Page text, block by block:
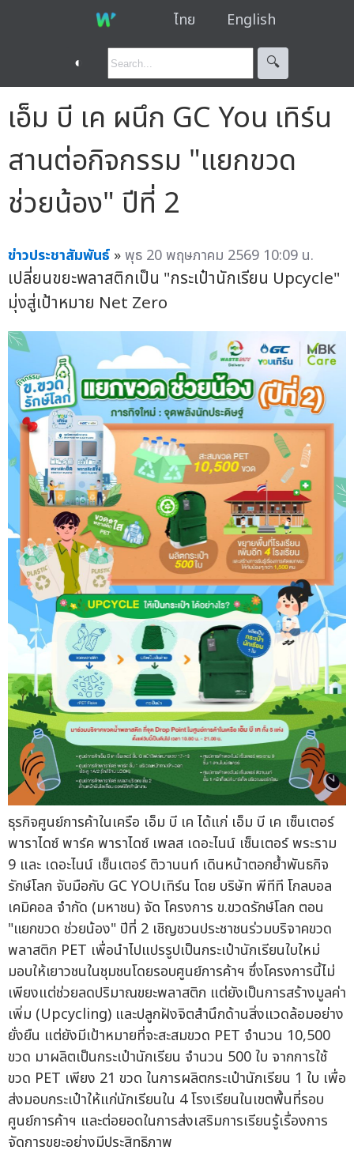
ไทย English
◐ 🔍︎
เอ็ม บี เค ผนึก GC You เทิร์น
สานต่อกิจกรรม "แยกขวด
ช่วยน้อง" ปีที่ 2
ข่าวประชาสัมพันธ์ »พุธ 20 พฤษภาคม 2569 10:09 น.
เปลี่ยนขยะพลาสติกเป็น "กระเป๋านักเรียน Upcycle"
มุ่งสู่เป้าหมาย Net Zero
ธุรกิจศูนย์การค้าในเครือ เอ็ม บี เค ได้แก่ เอ็ม บี เค เซ็นเตอร์
พาราไดซ์ พาร์ค พาราไดซ์ เพลส เดอะไนน์ เซ็นเตอร์ พระราม
9 และ เดอะไนน์ เซ็นเตอร์ ติวานนท์ เดินหน้าตอกย้ำพันธกิจ
รักษ์โลก จับมือกับ GC YOUเทิร์น โดย บริษัท พีทีที โกลบอล
เคมิคอล จำกัด (มหาชน) จัด โครงการ ข.ขวดรักษ์โลก ตอน
"แยกขวด ช่วยน้อง" ปีที่ 2 เชิญชวนประชาชนร่วมบริจาคขวด
พลาสติก PET เพื่อนำไปแปรรูปเป็นกระเป๋านักเรียนใบใหม่
มอบให้เยาวชนในชุมชนโดยรอบศูนย์การค้าฯ ซึ่งโครงการนี้ไม่
เพียงแต่ช่วยลดปริมาณขยะพลาสติก แต่ยังเป็นการสร้างมูลค่า
เพิ่ม (Upcycling) และปลูกฝังจิตสำนึกด้านสิ่งแวดล้อมอย่าง
ยั่งยืน แต่ยังมีเป้าหมายที่จะสะสมขวด PET จำนวน 10,500
ขวด มาผลิตเป็นกระเป๋านักเรียน จำนวน 500 ใบ จากการใช้
ขวด PET เพียง 21 ขวด ในการผลิตกระเป๋านักเรียน 1 ใบ เพื่อ
ส่งมอบกระเป๋าให้แก่นักเรียนใน 4 โรงเรียนในเขตพื้นที่รอบ
ศูนย์การค้าฯ และต่อยอดในการส่งเสริมการเรียนรู้เรื่องการ
จัดการขยะอย่างมีประสิทธิภาพ